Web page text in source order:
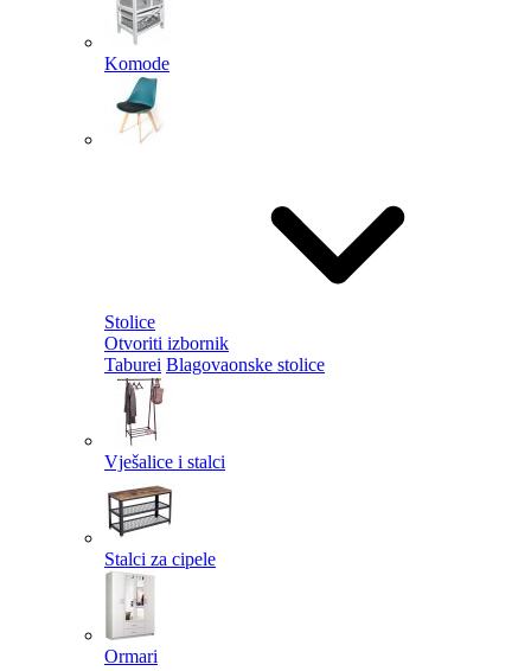
Komode
Stolice
Otvoriti izbornik
Taburei Blagovaonske stolice
Vješalice i stalci
Stalci za cipele
Ormari